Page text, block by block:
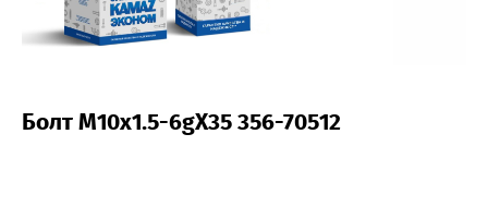
Болт М10х1.5-6gХ35 356-70512